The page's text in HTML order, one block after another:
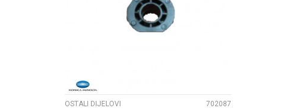
UPOREDI
OSTALI DIJELOVI 702087